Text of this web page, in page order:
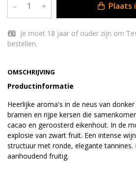
OMSCHRIJVING
Productinformatie
Heerlijke aroma's in de neus van
bramen en rijpe kersen die
cacao en geroosterd eikenhout. In de
explosie van zwart fruit. Een intense
structuur met ronde, elegante tannines.
aanhoudend fruitig.
– + Plaats
bestellen.